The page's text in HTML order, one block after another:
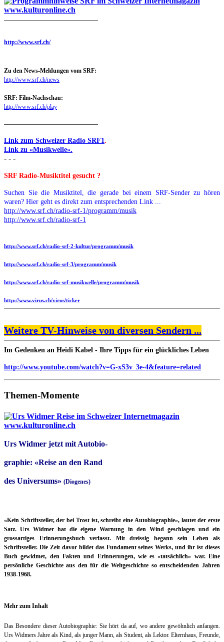
-----------------------------------------------
http://www.srf.ch/
Zu den News-Meldungen vom SRF:
http://www.srf.ch/news
SRF: Film-Nachschau:
http://www.srf.ch/play
-----------------------------------------------
Link zum Schweizer Radio SRF1.
Link zu «Musikwelle».
- - -
SRF Radio-Musiktitel gesucht ?
Suchen Sie die Musiktitel, die gerade bei einem SRF-Sender zu hören
waren? Hier geht es direkt zum entsprechenden Link ...
http://www.srf.ch/radio-srf-1/programm/musik
http://www.srf.ch/radio-srf-1
http://www.srf.ch/radio-srf-2-kultur/programm/musik
http://www.srf.ch/radio-srf-3/programm/musik
http://www.srf.ch/radio-srf-musikwelle/programm/musik
http://www.virus.ch/virus/ticker
Weitere TV-Hinweise von diversen Sendern ...
Im Gedenken an Heidi Kabel - Ihre Tipps für ein glückliches Leben
http://www.youtube.com/watch?v=G-xS3v_3e-4&feature=related
Themen-Momente
Urs Widmer jetzt mit Autobio-
graphie: «Reise an den Rand
des Universums» (Diogenes)
«Kein Schriftsteller, der bei Trost ist, schreibt eine Autobiographie», lautet der erste
Satz. Urs Widmer hat die eigene Warnung in den Wind geschlagen und ein
grossartiges Erinnerungsbuch verfasst. Mit dreissig begann sein Leben als
Schriftsteller. Die Zeit davor bildet das Fundament seines Werks, und ihr ist dieses
Buch gewidmet, den Fakten und Erinnerungen, wie es «tatsächlich» war. Eine
persönliche Geschichte aus den für die Weltgeschichte so entscheidenden Jahren
1938-1968.
Mehr zum Inhalt
Das Besondere dieser Autobiographie: Sie hört da auf, wo andere gewöhnlich anfangen.
Urs Widmers Jahre als Kind, als junger Mann, als Student, als Lektor. Elternhaus, Freunde,